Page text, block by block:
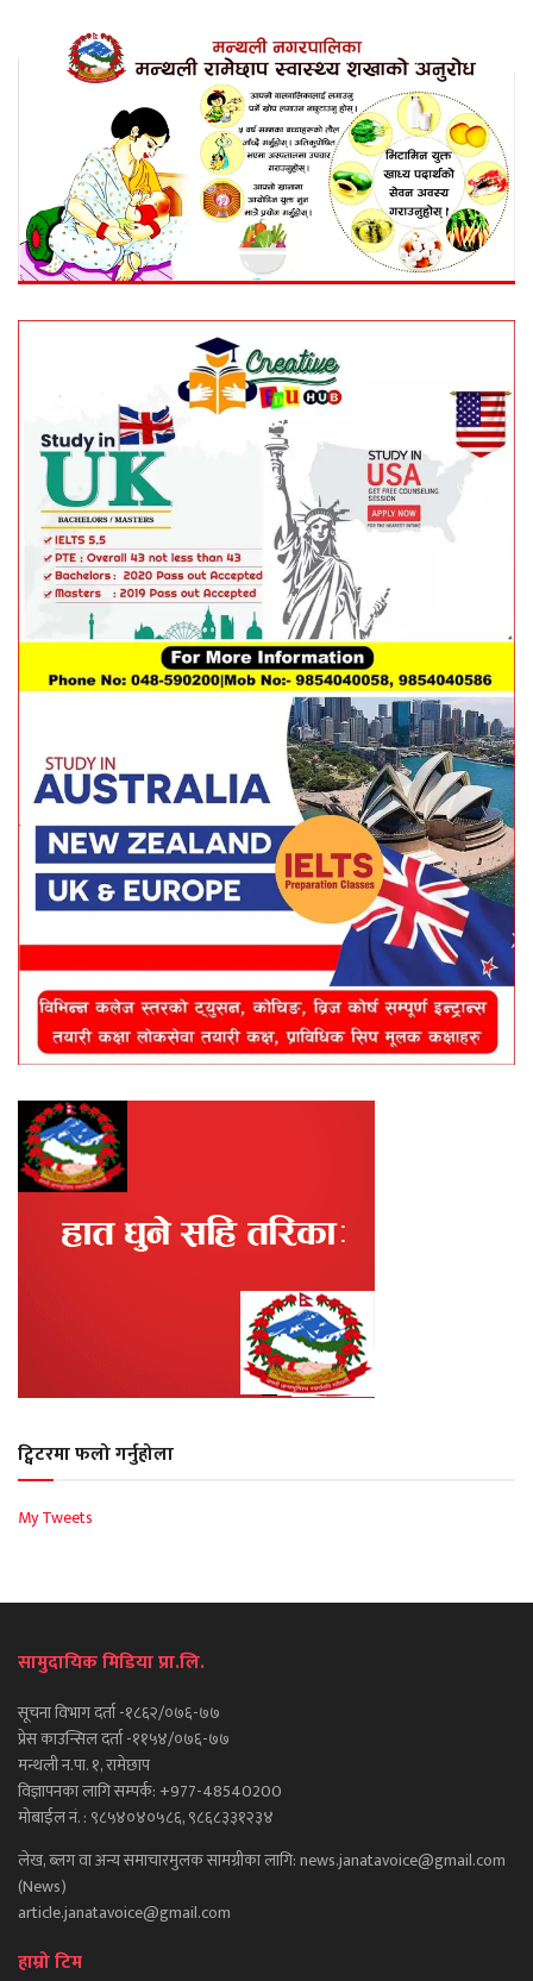
ट्विटरमा फलो गर्नुहोला
My Tweets
सामुदायिक मिडिया प्रा.लि.
सूचना विभाग दर्ता -१८६२/०७६-७७
प्रेस काउन्सिल दर्ता -११५४/०७६-७७
मन्थली न.पा. १, रामेछाप
विज्ञापनका लागि सम्पर्क: +977-48540200
मोबाईल नं. : ९८५४०४०५८६, ९८६८३३१२३४
लेख, ब्लग वा अन्य समाचारमुलक सामग्रीका लागि: news.janatavoice@gmail.com
(News)
article.janatavoice@gmail.com
हाम्रो टिम